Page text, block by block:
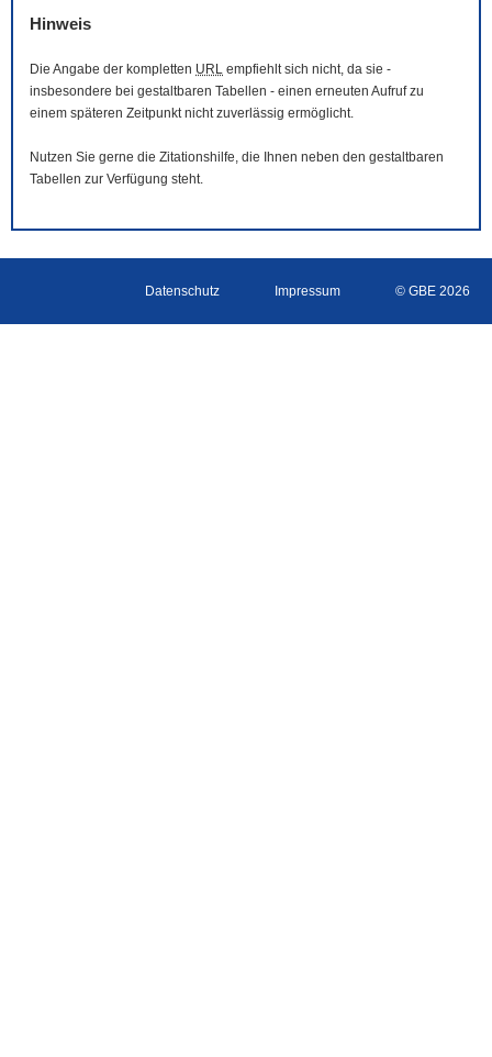
Hinweis
Die Angabe der kompletten URL empfiehlt sich nicht, da sie -
insbesondere bei gestaltbaren Tabellen - einen erneuten Aufruf zu
einem späteren Zeitpunkt nicht zuverlässig ermöglicht.
Nutzen Sie gerne die Zitationshilfe, die Ihnen neben den gestaltbaren
Tabellen zur Verfügung steht.
Datenschutz Impressum © GBE 2026